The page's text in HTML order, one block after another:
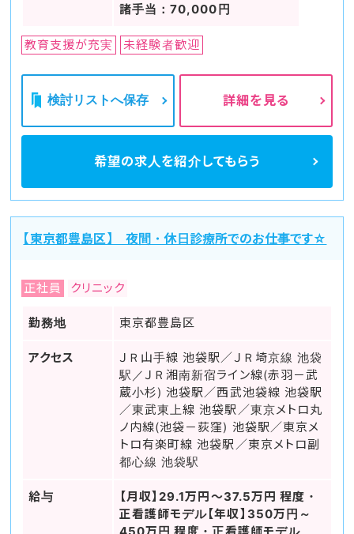
諸手当：70,000円
教育支援が充実 未経験者歓迎
検討リストへ保存 詳細を見る
希望の求人を紹介してもらう
【東京都豊島区】 夜間・休日診療所でのお仕事です☆
正社員 クリニック
勤務地 東京都豊島区
アクセス
ＪＲ山手線 池袋駅／ＪＲ埼京線 池袋
駅／ＪＲ湘南新宿ライン線(赤羽－武
蔵小杉) 池袋駅／西武池袋線 池袋駅
／東武東上線 池袋駅／東京メトロ丸
ノ内線(池袋－荻窪) 池袋駅／東京メ
トロ有楽町線 池袋駅／東京メトロ副
都心線 池袋駅
給与
【月収】29.1万円～37.5万円 程度・
正看護師モデル【年収】350万円～